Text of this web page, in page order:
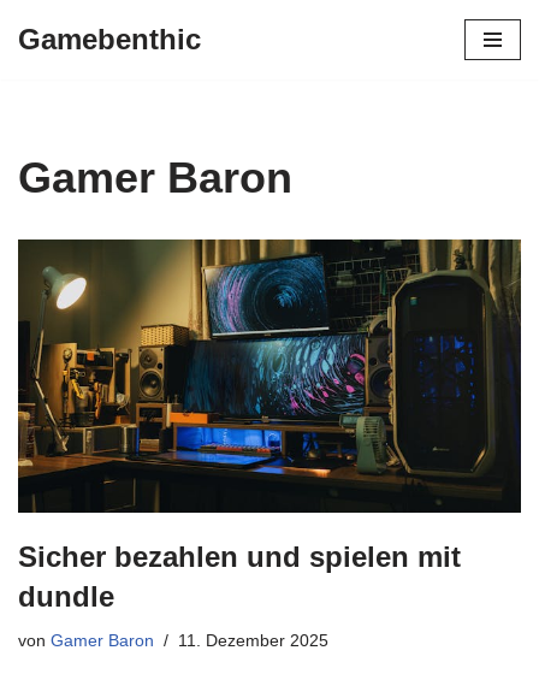
Gamebenthic
Gamer Baron
Sicher bezahlen und spielen mit
dundle
von Gamer Baron 11. Dezember 2025